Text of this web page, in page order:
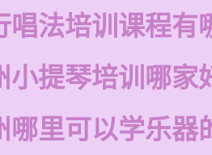
唱法培训课程有
小提琴培训哪家
哪里可以学乐器